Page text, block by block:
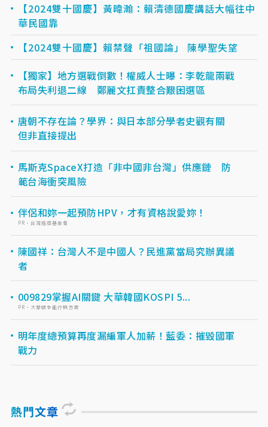
【2024雙十國慶】黃暐瀚：賴清德國慶講話大幅往中
華民國靠
【2024雙十國慶】賴禁聲「祖國論」 陳學聖失望
【獨家】地方選戰倒數！權威人士曝：李乾龍兩戰
布局失利退二線 鄭麗文扛責整合艱困選區
唐朝不存在論？學界：與日本部分學者史觀有關
但非直接提出
馬斯克SpaceX打造「非中國非台灣」供應鏈 防
範台海衝突風險
伴侶和妳一起預防HPV，才有資格說愛妳！
PR・台灣癌症基金會
陳國祥：台灣人不是中國人？民進黨當局究辦異議
者
009829掌握AI關鍵 大華韓國KOSPI 5...
PR・大華銀全能行銷方案
明年度總預算再度漏編軍人加薪！藍委：摧毀國軍
戰力
熱門文章